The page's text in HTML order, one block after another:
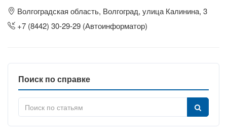
Волгоградская область, Волгоград, улица Калинина, 3
+7 (8442) 30-29-29 (Автоинформатор)
Поиск по справке